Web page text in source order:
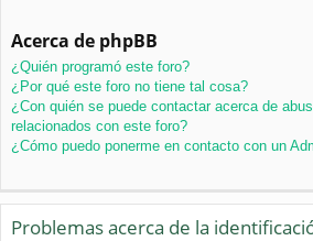
Acerca de phpBB
¿Quién programó este foro?
¿Por qué este foro no tiene tal cosa?
¿Con quién se puede contactar acerca de
relacionados con este foro?
¿Cómo puedo ponerme en contacto con un
Problemas acerca de la